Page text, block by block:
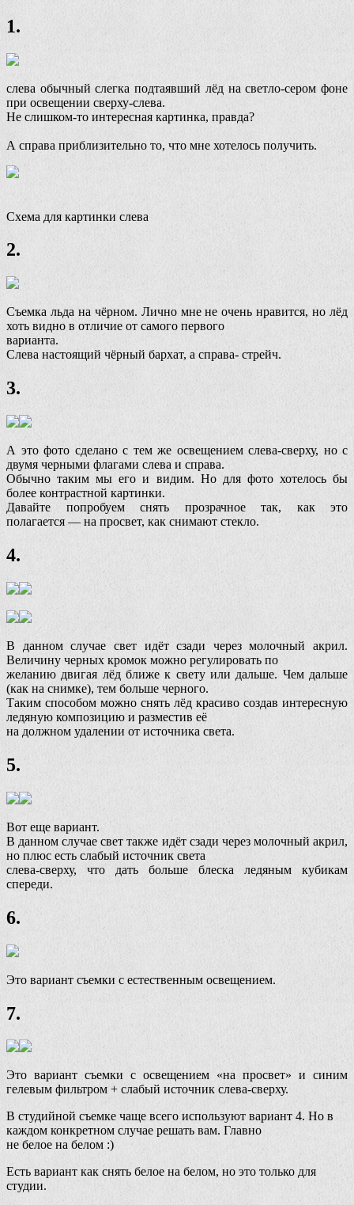
1.
слева обычный слегка подтаявший лёд на светло-сером фоне
при освещении сверху-слева.
Не слишком-то интересная картинка, правда?
А справа приблизительно то, что мне хотелось получить.
Схема для картинки слева
2.
Съемка льда на чёрном. Лично мне не очень нравится, но лёд
хоть видно в отличие от самого первого
варианта.
Слева настоящий чёрный бархат, а справа- стрейч.
3.
А это фото сделано с тем же освещением слева-сверху, но с
двумя черными флагами слева и справа.
Обычно таким мы его и видим. Но для фото хотелось бы
более контрастной картинки.
Давайте попробуем снять прозрачное так, как это
полагается — на просвет, как снимают стекло.
4.
В данном случае свет идёт сзади через молочный акрил.
Величину черных кромок можно регулировать по
желанию двигая лёд ближе к свету или дальше. Чем дальше
(как на снимке), тем больше черного.
Таким способом можно снять лёд красиво создав интересную
ледяную композицию и разместив её
на должном удалении от источника света.
5.
Вот еще вариант.
В данном случае свет также идёт сзади через молочный акрил,
но плюс есть слабый источник света
слева-сверху, что дать больше блеска ледяным кубикам
спереди.
6.
Это вариант съемки с естественным освещением.
7.
Это вариант съемки с освещением «на просвет» и синим
гелевым фильтром + слабый источник слева-сверху.
В студийной съемке чаще всего используют вариант 4. Но в
каждом конкретном случае решать вам. Главно
не белое на белом :)
Есть вариант как снять белое на белом, но это только для
студии.